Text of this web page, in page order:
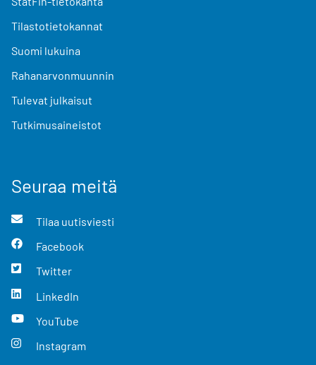
Tilastotietokannat
Suomi lukuina
Rahanarvonmuunnin
Tulevat julkaisut
Tutkimusaineistot
Seuraa meitä
Tilaa uutisviesti
Facebook
Twitter
LinkedIn
YouTube
Instagram